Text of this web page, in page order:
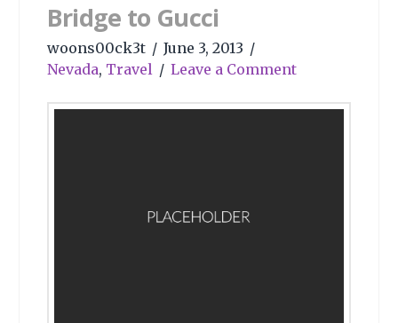
Bridge to Gucci
woons00ck3t
June 3, 2013
Nevada, Travel Leave a Comment